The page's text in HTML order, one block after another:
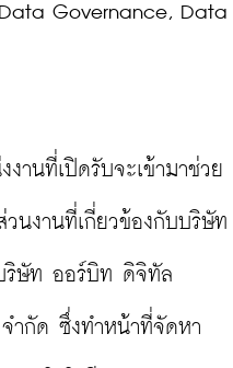
Governance, Data
านที่เปิดรับจะเข้ามาช่วย
วนงานที่เกี่ยวข้องกับบริษัท
ษัท ออร์บิท ดิจิทัล
ำกัด ซึ่งทำหน้าที่จัดหา